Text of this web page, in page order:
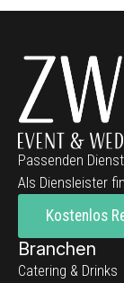
Passenden
Als Diensleister
Kostenlos
Branchen
Catering & Drinks